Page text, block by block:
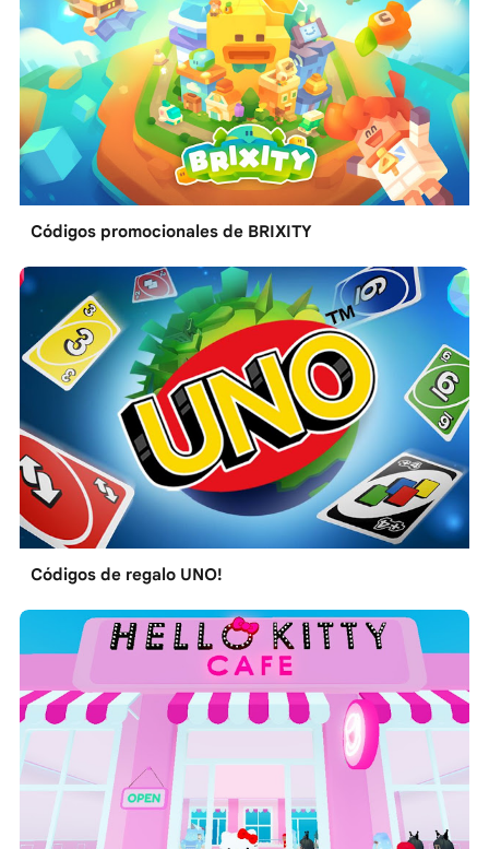
Códigos promocionales de BRIXITY
Códigos de regalo UNO!